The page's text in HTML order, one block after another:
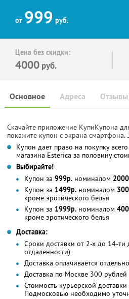
от 999 руб.
Цена без скидки:
4000 руб.
Основное Отзывы
Адреса
Скачайте приложение КупиКупона
покажите купон с экрана смартфона.
Купон дает право на покупку
магазина Esterica за половину
Выбирайте!
Купон за 999р. номиналом
Купон за 1499р. номиналом
кроме эротического белья
Купон за 1999р. номиналом
кроме эротического белья
Доставка:
Сроки доставки от 2-х до 14-ти
отдаленности)
Доставка оплачивается
Доставка по Москве 300 рублей
Стоимость курьерской
Подмосковью необходимо